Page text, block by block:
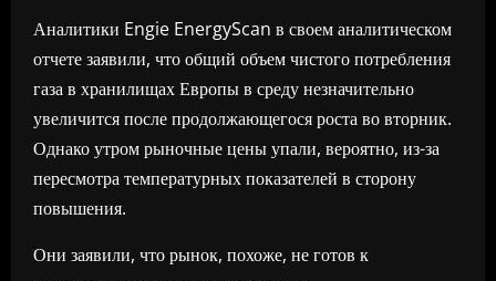
Аналитики Engie EnergyScan в своем аналитическом
отчете заявили, что общий объем чистого потребления
газа в хранилищах Европы в среду незначительно
увеличится после продолжающегося роста во вторник.
Однако утром рыночные цены упали, вероятно, из-за
пересмотра температурных показателей в сторону
повышения.
Они заявили, что рынок, похоже, не готов к